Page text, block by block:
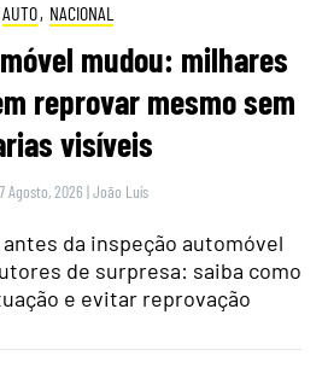
AUTO, NACIONAL
mudou: milhares
reprovar mesmo sem
visíveis
Agosto, 2026 |João Luís
da inspeção automóvel
de surpresa: saiba como
e evitar reprovação